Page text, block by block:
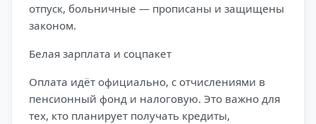
отпуск, больничные — прописаны и защищены
законом.
Белая зарплата и соцпакет
Оплата идёт официально, с отчислениями в
пенсионный фонд и налоговую. Это важно для
тех, кто планирует получать кредиты,